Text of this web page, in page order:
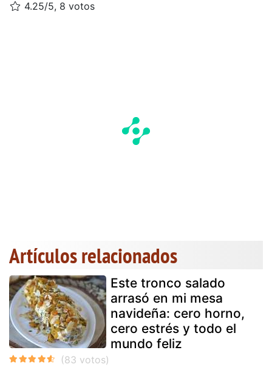
4.25/5, 8 votos
Artículos relacionados
Este tronco salado
arrasó en mi mesa
navideña: cero horno,
cero estrés y todo el
mundo feliz